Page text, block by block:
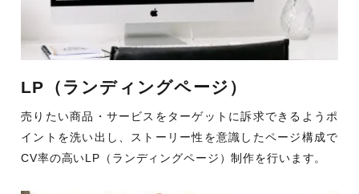
LP（ランディングページ）
売りたい商品・サービスをターゲットに訴求できるようポ
イントを洗い出し、ストーリー性を意識したページ構成で
CV率の高いLP（ランディングページ）制作を行います。